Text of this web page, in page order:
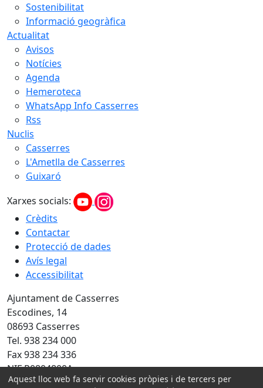
Sostenibilitat
Informació geogràfica
Actualitat
Avisos
Notícies
Agenda
Hemeroteca
WhatsApp Info Casserres
Rss
Nuclis
Casserres
L'Ametlla de Casserres
Guixaró
Xarxes socials:
Crèdits
Contactar
Protecció de dades
Avís legal
Accessibilitat
Ajuntament de Casserres
Escodines, 14
08693 Casserres
Tel. 938 234 000
Fax 938 234 336
NIF P0804800A
Aquest lloc web fa servir cookies pròpies i de tercers per